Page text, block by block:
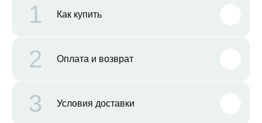
1 Как купить
2 Оплата и возврат
3 Условия доставки